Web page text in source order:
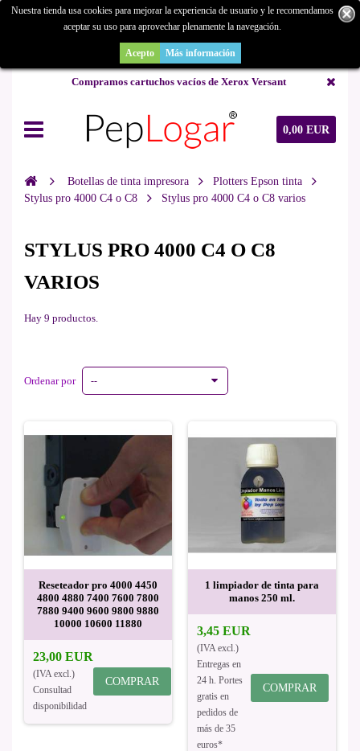
¿Buscas un repuesto de copiadora o buscas una de ocasión y no la
encuentras? Consúltanos.
Compramos cartuchos vacíos de Xerox Versant
0,00 EUR
Nuestra tienda usa cookies para mejorar la experiencia de usuario y le recomendamos
aceptar su uso para aprovechar plenamente la navegación.
Acepto Más información
Botellas de tinta impresora
Plotters Epson tinta
Stylus pro 4000 C4 o C8
Stylus pro 4000 C4 o C8 varios
STYLUS PRO 4000 C4 O C8
VARIOS
Hay 9 productos.
Ordenar por --
Reseteador pro 4000 4450
4800 4880 7400 7600 7800
7880 9400 9600 9800 9880
10000 10600 11880
23,00 EUR
(IVA excl.)
Consultad
disponibilidad
COMPRAR
1 limpiador de tinta para
manos 250 ml.
3,45 EUR
(IVA excl.)
Entregas en
24 h. Portes
gratis en
pedidos de
más de 35
euros*
COMPRAR